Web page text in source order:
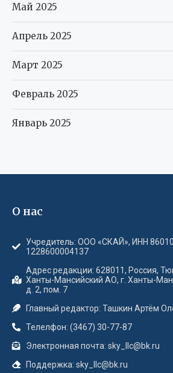
Май 2025
Апрель 2025
Март 2025
Февраль 2025
Январь 2025
О нас
Учредитель: ООО «СКАЙ», ИНН
1228600004137
Адрес редакции: 628011, Россия,
Ханты-Мансийский АО, г. Ханты-
д. 2, пом. 7
Главный редактор: Ташкин Артём
Телелфон: (3467) 30-77-87
Электронная почта: sky_llc@bk.ru
Поддержка: sky_llc@bk.ru